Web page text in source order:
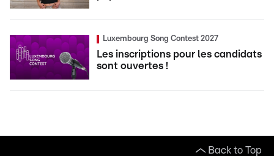
Luxembourg Song Contest 2027
Les inscriptions pour les candidats
sont ouvertes !
Back to Top